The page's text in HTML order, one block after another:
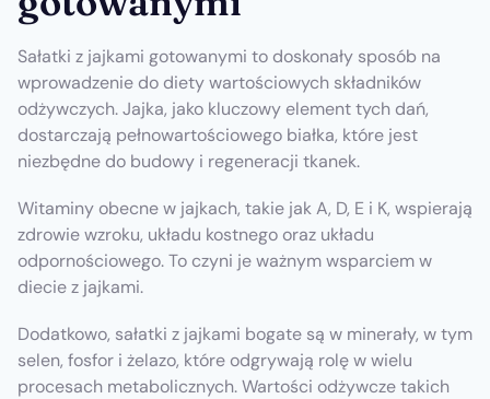
Sałatki z jajkami gotowanymi to doskonały sposób na
wprowadzenie do diety wartościowych składników
odżywczych. Jajka, jako kluczowy element tych dań,
dostarczają pełnowartościowego białka, które jest
niezbędne do budowy i regeneracji tkanek.
Witaminy obecne w jajkach, takie jak A, D, E i K, wspierają
zdrowie wzroku, układu kostnego oraz układu
odpornościowego. To czyni je ważnym wsparciem w
diecie z jajkami.
Dodatkowo, sałatki z jajkami bogate są w minerały, w tym
selen, fosfor i żelazo, które odgrywają rolę w wielu
procesach metabolicznych. Wartości odżywcze takich